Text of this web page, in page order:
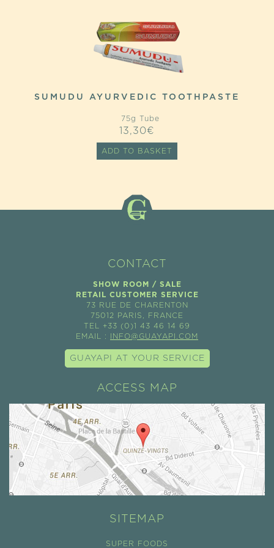
SUMUDU AYURVEDIC TOOTHPASTE
75g Tube
13,30€
ADD TO BASKET
CONTACT
SHOW ROOM / SALE
RETAIL CUSTOMER SERVICE
73 RUE DE CHARENTON
75012 PARIS, FRANCE
TEL +33 (0)1 43 46 14 69
EMAIL :
INFO@GUAYAPI.COM
GUAYAPI AT YOUR SERVICE
ACCESS MAP
SITEMAP
SUPER FOODS